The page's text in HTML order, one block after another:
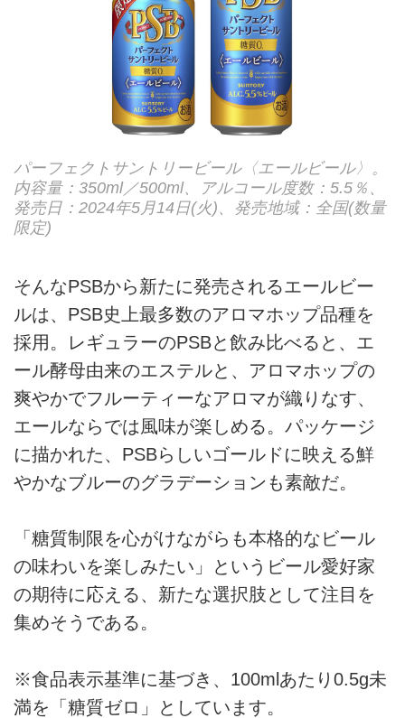
パーフェクトサントリービール〈エールビール〉。
内容量：350ml／500ml、アルコール度数：5.5％、
発売日：2024年5月14日(火)、発売地域：全国(数量
限定)
そんなPSBから新たに発売されるエールビー
ルは、PSB史上最多数のアロマホップ品種を
採用。レギュラーのPSBと飲み比べると、エ
ール酵母由来のエステルと、アロマホップの
爽やかでフルーティーなアロマが織りなす、
エールならでは風味が楽しめる。パッケージ
に描かれた、PSBらしいゴールドに映える鮮
やかなブルーのグラデーションも素敵だ。
「糖質制限を心がけながらも本格的なビール
の味わいを楽しみたい」というビール愛好家
の期待に応える、新たな選択肢として注目を
集めそうである。
※食品表示基準に基づき、100mlあたり0.5g未
満を「糖質ゼロ」としています。